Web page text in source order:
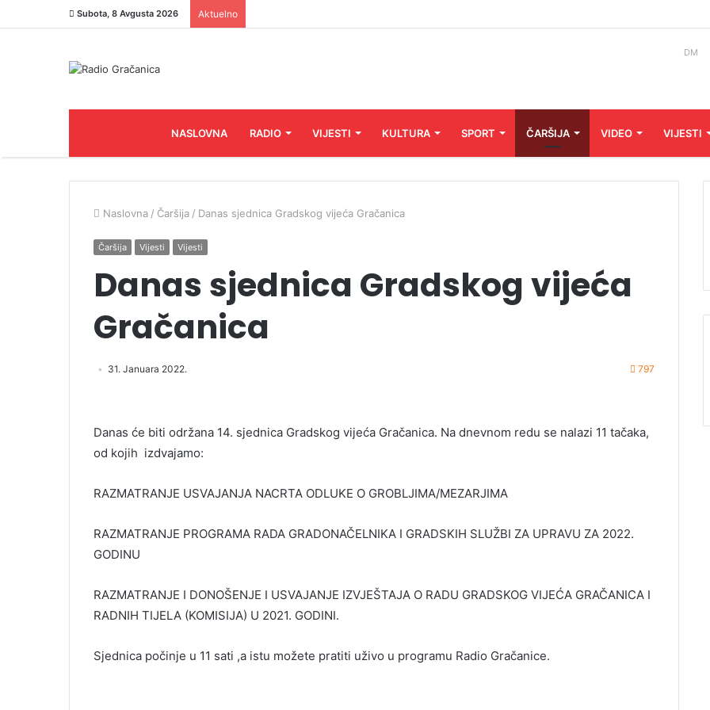
Subota, 8 Avgusta 2026 Aktuelno
DM
NASLOVNA RADIO VIJESTI KULTURA SPORT ČARŠIJA VIDEO VIJESTI
Naslovna / Čaršija / Danas sjednica Gradskog vijeća Gračanica
Čaršija Vijesti Vijesti
Danas sjednica Gradskog vijeća
Gračanica
31. Januara 2022. 797
Danas će biti održana 14. sjednica Gradskog vijeća Gračanica. Na dnevnom redu se nalazi 11 tačaka,
od kojih izdvajamo:
RAZMATRANJE USVAJANJA NACRTA ODLUKE O GROBLJIMA/MEZARJIMA
RAZMATRANJE PROGRAMA RADA GRADONAČELNIKA I GRADSKIH SLUŽBI ZA UPRAVU ZA 2022.
GODINU
RAZMATRANJE I DONOŠENJE I USVAJANJE IZVJEŠTAJA O RADU GRADSKOG VIJEĆA GRAČANICA I
RADNIH TIJELA (KOMISIJA) U 2021. GODINI.
Sjednica počinje u 11 sati ,a istu možete pratiti uživo u programu Radio Gračanice.